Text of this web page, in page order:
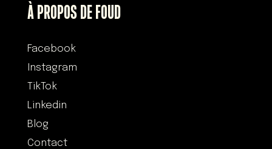
À PROPOS DE FOUD
Facebook
Instagram
TikTok
Linkedin
Blog
Contact